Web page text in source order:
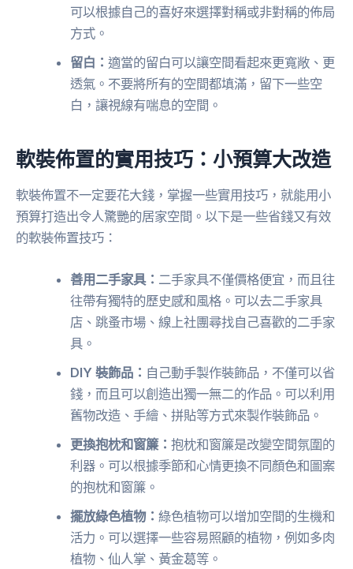
可以根據自己的喜好來選擇對稱或非對稱的佈局
方式。
留白：適當的留白可以讓空間看起來更寬敞、更
透氣。不要將所有的空間都填滿，留下一些空
白，讓視線有喘息的空間。
軟裝佈置的實用技巧：小預算大改造
軟裝佈置不一定要花大錢，掌握一些實用技巧，就能用小
預算打造出令人驚艷的居家空間。以下是一些省錢又有效
的軟裝佈置技巧：
善用二手家具： 二手家具不僅價格便宜，而且往
往帶有獨特的歷史感和風格。可以去二手家具
店、跳蚤市場、線上社團尋找自己喜歡的二手家
具。
DIY 裝飾品： 自己動手製作裝飾品，不僅可以省
錢，而且可以創造出獨一無二的作品。可以利用
舊物改造、手繪、拼貼等方式來製作裝飾品。
更換抱枕和窗簾：抱枕和窗簾是改變空間氛圍的
利器。可以根據季節和心情更換不同顏色和圖案
的抱枕和窗簾。
擺放綠色植物：綠色植物可以增加空間的生機和
活力。可以選擇一些容易照顧的植物，例如多肉
植物、仙人掌、黃金葛等。